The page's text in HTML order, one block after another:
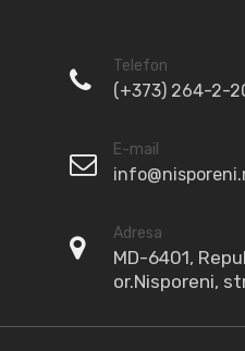
Telefon
(+373) 264-2-
E-mail
Adresa
MD-6401,
or.Nisporeni,